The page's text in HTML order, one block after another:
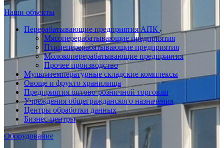
Наши объекты
Перерабатывающие предприятия АПК
Мясоперерабатывающие предприятия
Птицеперерабатывающие предприятия
Молокоперерабатывающие предприятия
Прочее производство
Мультитемпературные складские комплексы
Овоще и фрукто хранилища
Предприятия оптово-розничной торговли
Учреждения общегражданского назначения
Центры обработки данных
Бизнес-центры
Оборудование